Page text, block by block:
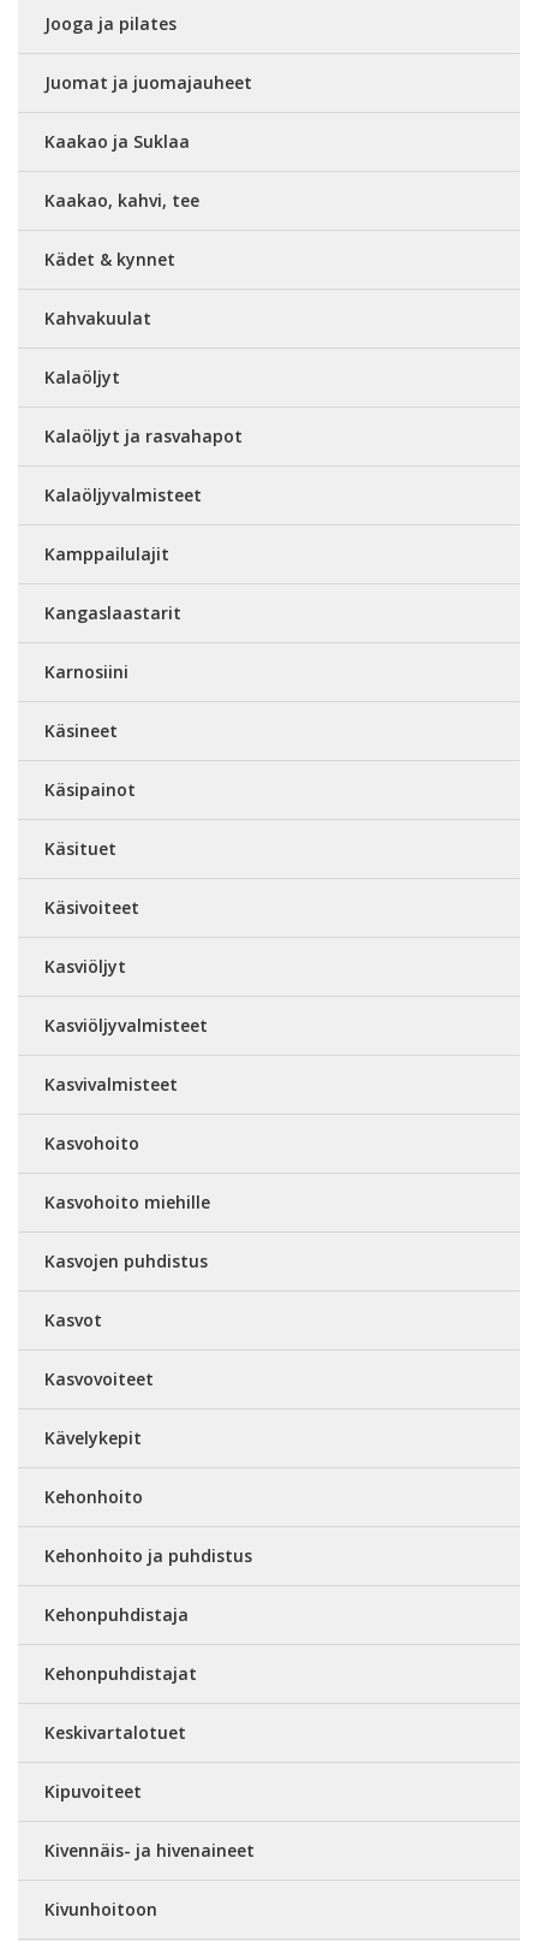
Jooga ja pilates
Juomat ja juomajauheet
Kaakao ja Suklaa
Kaakao, kahvi, tee
Kädet & kynnet
Kahvakuulat
Kalaöljyt
Kalaöljyt ja rasvahapot
Kalaöljyvalmisteet
Kamppailulajit
Kangaslaastarit
Karnosiini
Käsineet
Käsipainot
Käsituet
Käsivoiteet
Kasviöljyt
Kasviöljyvalmisteet
Kasvivalmisteet
Kasvohoito
Kasvohoito miehille
Kasvojen puhdistus
Kasvot
Kasvovoiteet
Kävelykepit
Kehonhoito
Kehonhoito ja puhdistus
Kehonpuhdistaja
Kehonpuhdistajat
Keskivartalotuet
Kipuvoiteet
Kivennäis- ja hivenaineet
Kivunhoitoon